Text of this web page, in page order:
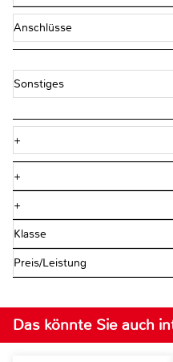
Anschlüsse
Sonstiges
+
+
+
Klasse
Preis/Leistung
Das könnte Sie auch